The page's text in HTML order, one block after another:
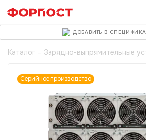
Каталог - Зарядно-выпрямительные
Серийное производство
ДОБАВИТЬ В